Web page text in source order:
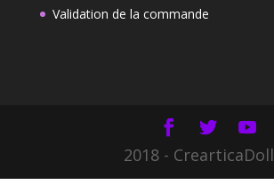
Validation de la commande
2018 - CrearticaDoll